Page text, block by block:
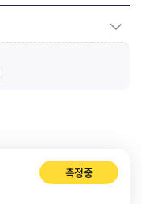
측정중